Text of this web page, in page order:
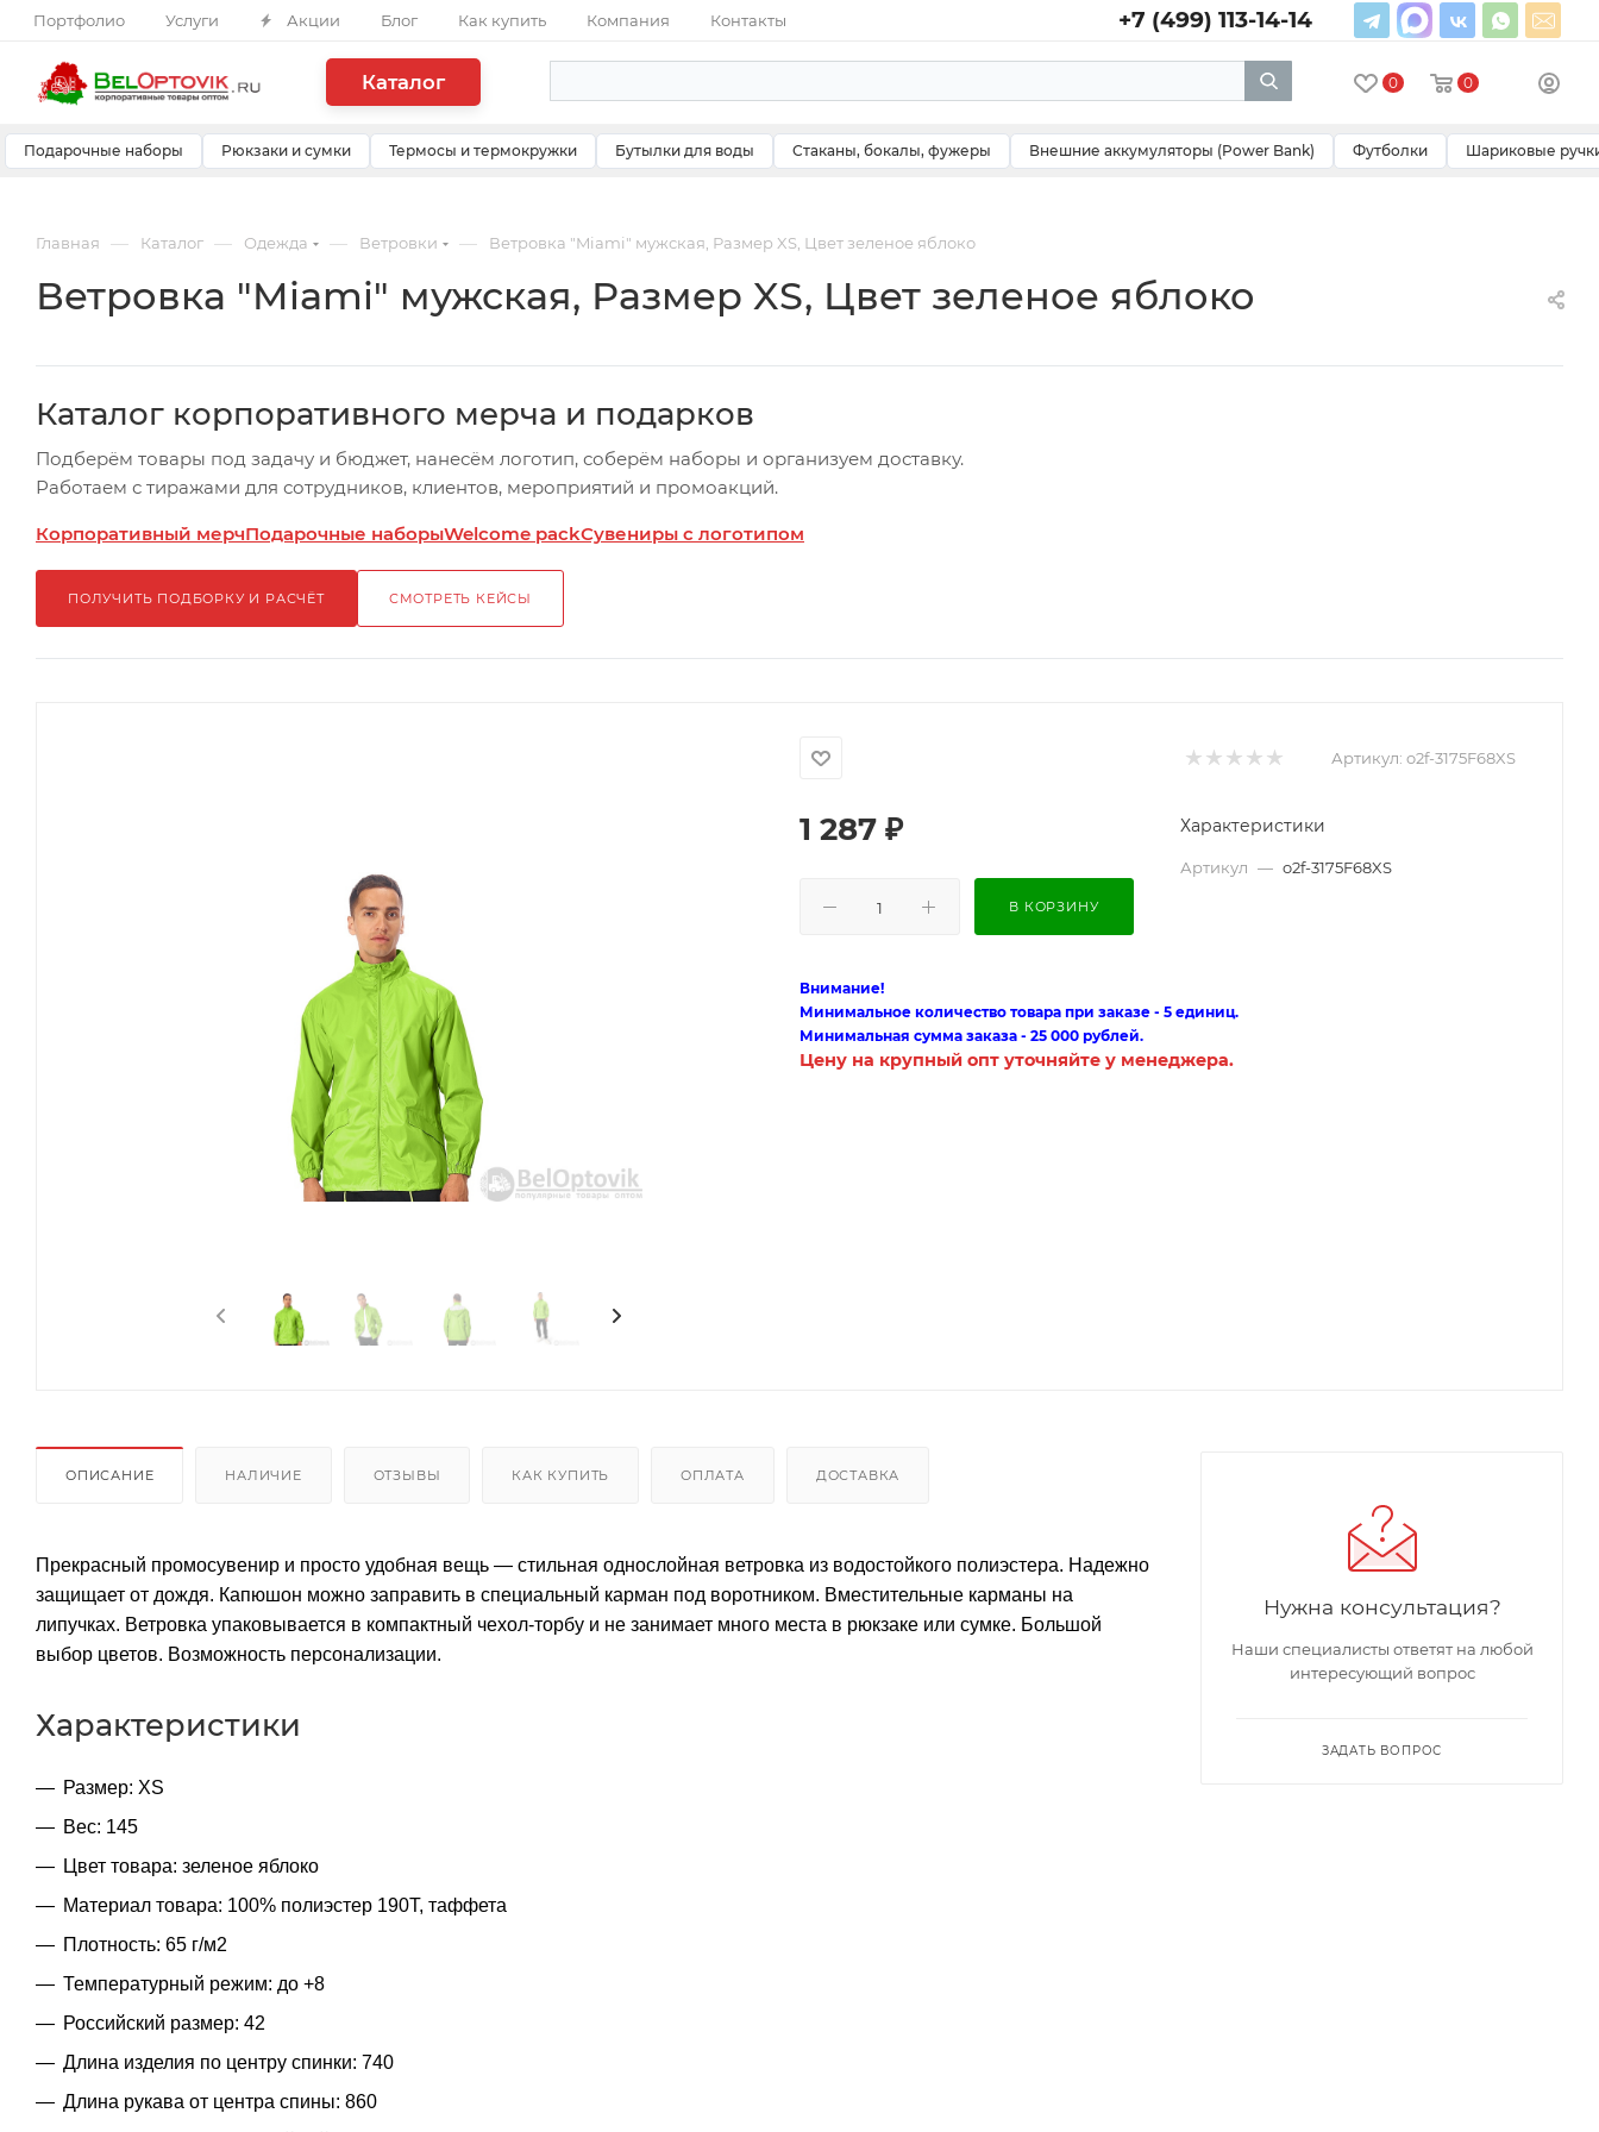
Портфолио Услуги Акции Блог Как купить Компания Контакты +7 (499) 113-14-14
Каталог 0 0
Подарочные наборы Рюкзаки и сумки Термосы и термокружки Бутылки для воды Стаканы, бокалы, фужеры Внешние аккумуляторы (Power Bank) Футболки Шариковые
Главная — Каталог — Одежда — Ветровки — Ветровка "Miami" мужская, Размер XS, Цвет зеленое яблоко
Ветровка "Miami" мужская, Размер XS, Цвет зеленое яблоко
Каталог корпоративного мерча и подарков
Подберём товары под задачу и бюджет, нанесём логотип, соберём наборы и организуем доставку.
Работаем с тиражами для сотрудников, клиентов, мероприятий и промоакций.
Корпоративный мерчПодарочные наборыWelcome packСувениры с логотипом
ПОЛУЧИТЬ ПОДБОРКУ И РАСЧЁТ СМОТРЕТЬ КЕЙСЫ
Артикул: o2f-3175F68XS
1 287 ₽
В КОРЗИНУ
Характеристики
Артикул — o2f-3175F68XS
Внимание!
Минимальное количество товара при заказе - 5 единиц.
Минимальная сумма заказа - 25 000 рублей.
Цену на крупный опт уточняйте у менеджера.
ОПИСАНИЕ НАЛИЧИЕ ОТЗЫВЫ КАК КУПИТЬ ОПЛАТА ДОСТАВКА
Прекрасный промосувенир и просто удобная вещь — стильная однослойная ветровка из водостойкого полиэстера. Надежно
защищает от дождя. Капюшон можно заправить в специальный карман под воротником. Вместительные карманы на
липучках. Ветровка упаковывается в компактный чехол-торбу и не занимает много места в рюкзаке или сумке. Большой
выбор цветов. Возможность персонализации.
Характеристики
Размер: XS
Вес: 145
Цвет товара: зеленое яблоко
Материал товара: 100% полиэстер 190T, таффета
Плотность: 65 г/м2
Температурный режим: до +8
Российский размер: 42
Длина изделия по центру спинки: 740
Длина рукава от центра спины: 860
Нужна консультация?
Наши специалисты ответят на любой
интересующий вопрос
ЗАДАТЬ ВОПРОС